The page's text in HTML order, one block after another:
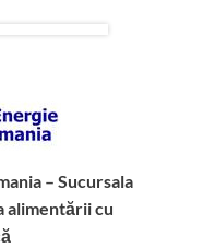
– Sucursala
alimentării cu